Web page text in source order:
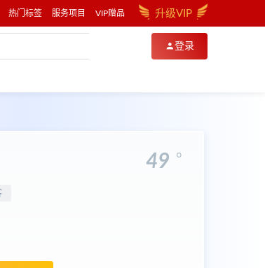
热门标签 服务项目 VIP赠品 升级VIP
登录
49
。